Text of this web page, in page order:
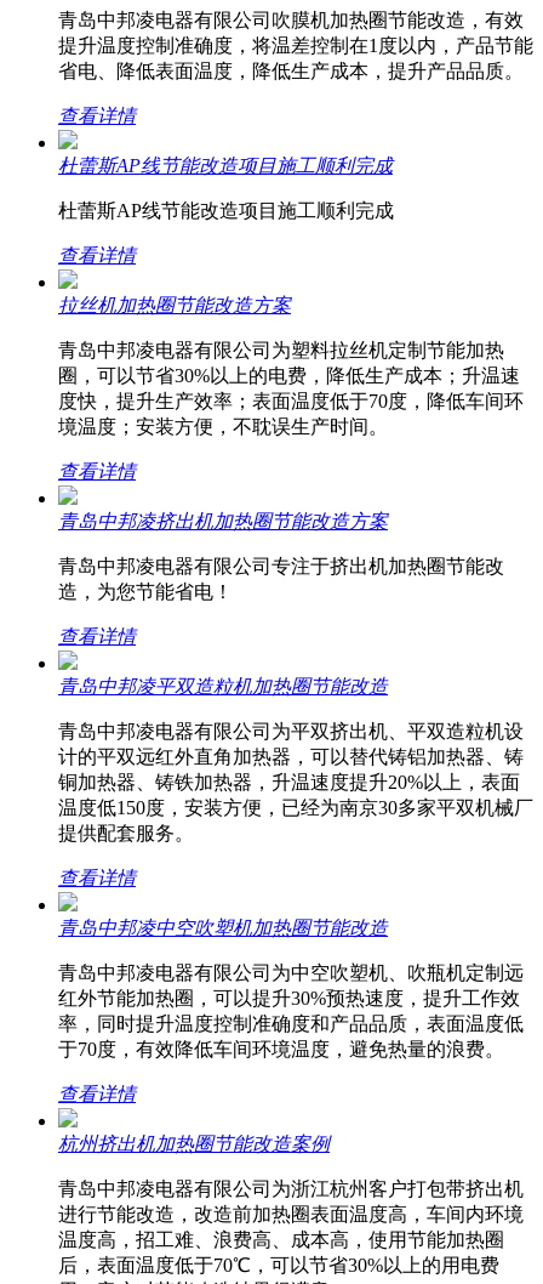
青岛中邦凌电器有限公司吹膜机加热圈节能改造，有效
提升温度控制准确度，将温差控制在1度以内，产品节能
省电、降低表面温度，降低生产成本，提升产品品质。
查看详情
杜蕾斯AP线节能改造项目施工顺利完成
杜蕾斯AP线节能改造项目施工顺利完成
查看详情
拉丝机加热圈节能改造方案
青岛中邦凌电器有限公司为塑料拉丝机定制节能加热
圈，可以节省30%以上的电费，降低生产成本；升温速
度快，提升生产效率；表面温度低于70度，降低车间环
境温度；安装方便，不耽误生产时间。
查看详情
青岛中邦凌挤出机加热圈节能改造方案
青岛中邦凌电器有限公司专注于挤出机加热圈节能改
造，为您节能省电！
查看详情
青岛中邦凌平双造粒机加热圈节能改造
青岛中邦凌电器有限公司为平双挤出机、平双造粒机设
计的平双远红外直角加热器，可以替代铸铝加热器、铸
铜加热器、铸铁加热器，升温速度提升20%以上，表面
温度低150度，安装方便，已经为南京30多家平双机械厂
提供配套服务。
查看详情
青岛中邦凌中空吹塑机加热圈节能改造
青岛中邦凌电器有限公司为中空吹塑机、吹瓶机定制远
红外节能加热圈，可以提升30%预热速度，提升工作效
率，同时提升温度控制准确度和产品品质，表面温度低
于70度，有效降低车间环境温度，避免热量的浪费。
查看详情
杭州挤出机加热圈节能改造案例
青岛中邦凌电器有限公司为浙江杭州客户打包带挤出机
进行节能改造，改造前加热圈表面温度高，车间内环境
温度高，招工难、浪费高、成本高，使用节能加热圈
后，表面温度低于70℃，可以节省30%以上的用电费